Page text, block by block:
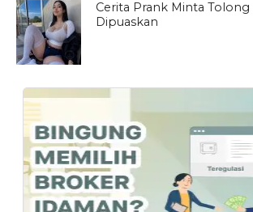
Cerita Prank Minta
Dipuaskan